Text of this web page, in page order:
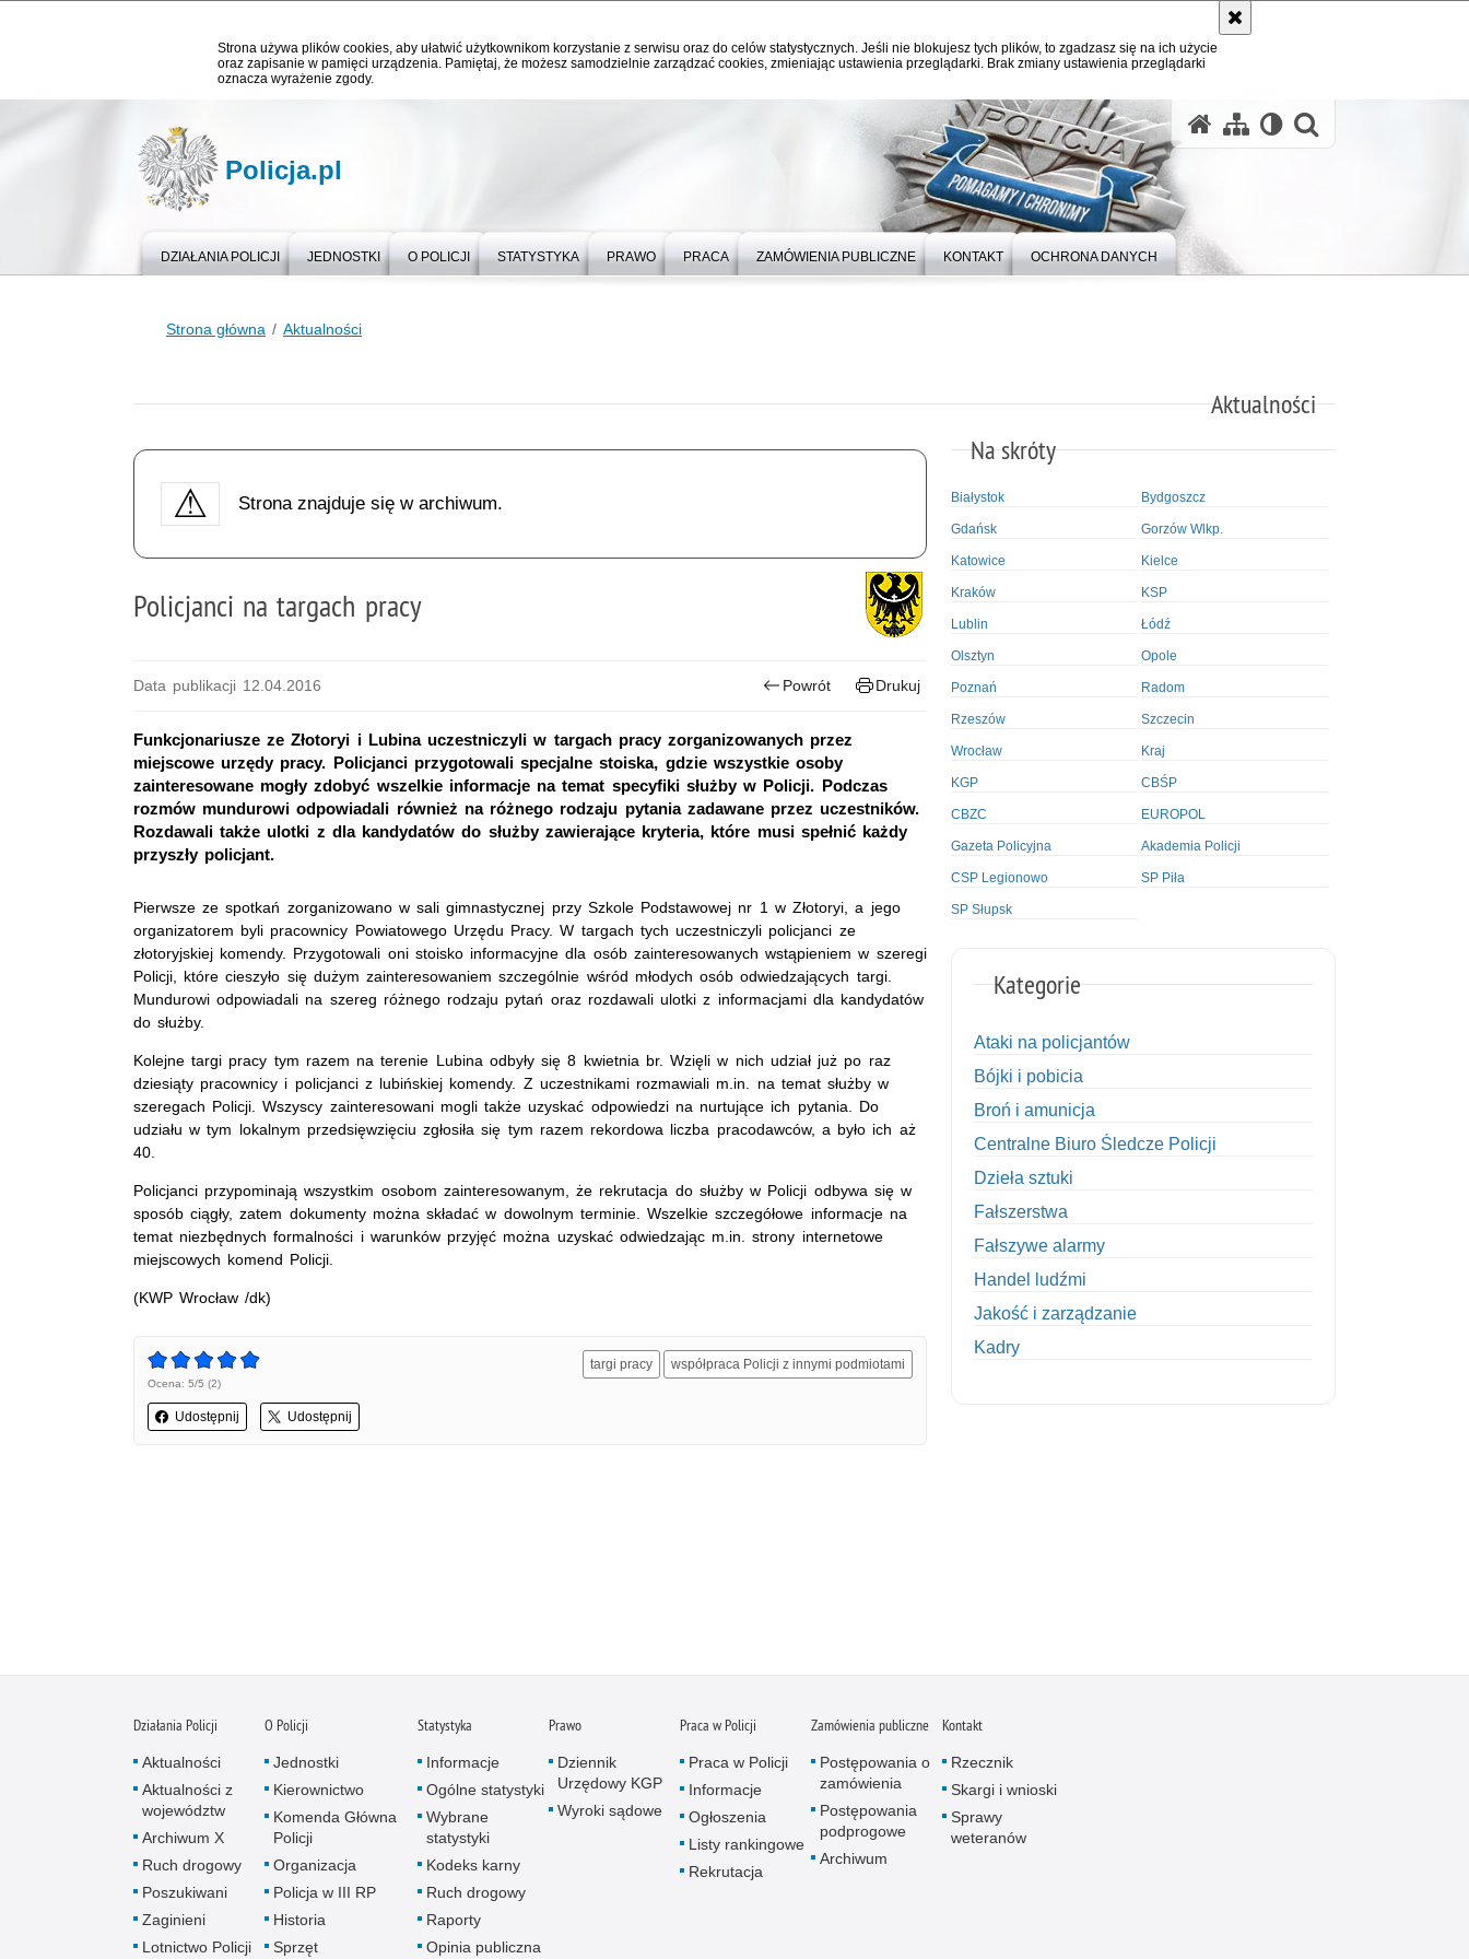
Strona używa plików cookies, aby ułatwić użytkownikom korzystanie z serwisu oraz do celów statystycznych. Jeśli nie blokujesz tych plików, to zgadzasz się na ich użycie
oraz zapisanie w pamięci urządzenia. Pamiętaj, że możesz samodzielnie zarządzać cookies, zmieniając ustawienia przeglądarki. Brak zmiany ustawienia przeglądarki
oznacza wyrażenie zgody.
Policja.pl
DZIAŁANIA POLICJI JEDNOSTKI O POLICJI STATYSTYKA PRAWO PRACA ZAMÓWIENIA PUBLICZNE KONTAKT OCHRONA DANYCH
Strona główna Aktualności
Aktualności
Strona znajduje się w archiwum.
Policjanci na targach pracy
Data publikacji 12.04.2016 Powrót Drukuj
Funkcjonariusze ze Złotoryi i Lubina uczestniczyli w targach pracy zorganizowanych przez
miejscowe urzędy pracy. Policjanci przygotowali specjalne stoiska, gdzie wszystkie osoby
zainteresowane mogły zdobyć wszelkie informacje na temat specyfiki służby w Policji. Podczas
rozmów mundurowi odpowiadali również na różnego rodzaju pytania zadawane przez uczestników.
Rozdawali także ulotki z dla kandydatów do służby zawierające kryteria, które musi spełnić każdy
przyszły policjant.
Pierwsze ze spotkań zorganizowano w sali gimnastycznej przy Szkole Podstawowej nr 1 w Złotoryi, a jego
organizatorem byli pracownicy Powiatowego Urzędu Pracy. W targach tych uczestniczyli policjanci ze
złotoryjskiej komendy. Przygotowali oni stoisko informacyjne dla osób zainteresowanych wstąpieniem w szeregi
Policji, które cieszyło się dużym zainteresowaniem szczególnie wśród młodych osób odwiedzających targi.
Mundurowi odpowiadali na szereg różnego rodzaju pytań oraz rozdawali ulotki z informacjami dla kandydatów
do służby.
Kolejne targi pracy tym razem na terenie Lubina odbyły się 8 kwietnia br. Wzięli w nich udział już po raz
dziesiąty pracownicy i policjanci z lubińskiej komendy. Z uczestnikami rozmawiali m.in. na temat służby w
szeregach Policji. Wszyscy zainteresowani mogli także uzyskać odpowiedzi na nurtujące ich pytania. Do
udziału w tym lokalnym przedsięwzięciu zgłosiła się tym razem rekordowa liczba pracodawców, a było ich aż
40.
Policjanci przypominają wszystkim osobom zainteresowanym, że rekrutacja do służby w Policji odbywa się w
sposób ciągły, zatem dokumenty można składać w dowolnym terminie. Wszelkie szczegółowe informacje na
temat niezbędnych formalności i warunków przyjęć można uzyskać odwiedzając m.in. strony internetowe
miejscowych komend Policji.
(KWP Wrocław /dk)
Ocena: 5/5 (2)
Udostępnij Udostępnij
targi pracy współpraca Policji z innymi podmiotami
Na skróty
Białystok Bydgoszcz
Gdańsk Gorzów Wlkp.
Katowice Kielce
Kraków KSP
Lublin Łódź
Olsztyn Opole
Poznań Radom
Rzeszów Szczecin
Wrocław Kraj
KGP CBŚP
CBZC EUROPOL
Gazeta Policyjna Akademia Policji
CSP Legionowo SP Piła
SP Słupsk
Kategorie
Ataki na policjantów
Bójki i pobicia
Broń i amunicja
Centralne Biuro Śledcze Policji
Dzieła sztuki
Fałszerstwa
Fałszywe alarmy
Handel ludźmi
Jakość i zarządzanie
Kadry
Napady na tiry
Nielegalny handel farmaceutykami
Nietrzeźwi kierujący
Nietrzeźwi opiekunowie
Działania Policji
Aktualności
Aktualności z
województw
Archiwum X
Ruch drogowy
Poszukiwani
Zaginieni
Lotnictwo Policji
O Policji
Jednostki
Kierownictwo
Komenda Główna
Policji
Organizacja
Policja w III RP
Historia
Sprzęt
Statystyka
Informacje
Ogólne statystyki
Wybrane
statystyki
Kodeks karny
Ruch drogowy
Raporty
Opinia publiczna
Prawo
Dziennik
Urzędowy KGP
Wyroki sądowe
Praca w Policji
Praca w Policji
Informacje
Ogłoszenia
Listy rankingowe
Rekrutacja
Zamówienia publiczne
Postępowania o
zamówienia
Postępowania
podprogowe
Archiwum
Kontakt
Rzecznik
Skargi i wnioski
Sprawy
weteranów